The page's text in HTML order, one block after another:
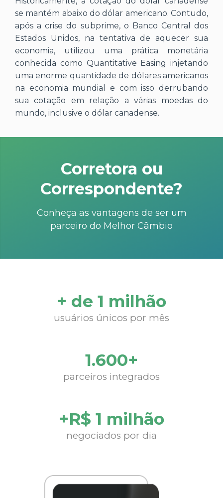
se mantém abaixo do dólar americano. Contudo,
após a crise do subprime, o Banco Central dos
Estados Unidos, na tentativa de aquecer sua
economia, utilizou uma prática monetária
conhecida como Quantitative Easing injetando
uma enorme quantidade de dólares americanos
na economia mundial e com isso derrubando
sua cotação em relação a várias moedas do
mundo, inclusive o dólar canadense.
Corretora ou
Correspondente?
Conheça as vantagens de ser um
parceiro do Melhor Câmbio
+ de 1 milhão
usuários únicos por mês
1.600+
parceiros integrados
+R$ 1 milhão
negociados por dia